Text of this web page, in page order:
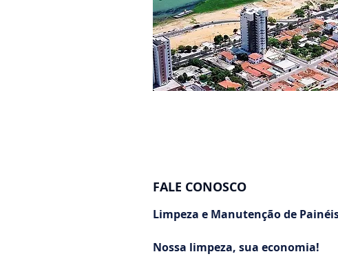
FALE CONOSCO
Limpeza e Manutenção de
Nossa limpeza, sua economia!